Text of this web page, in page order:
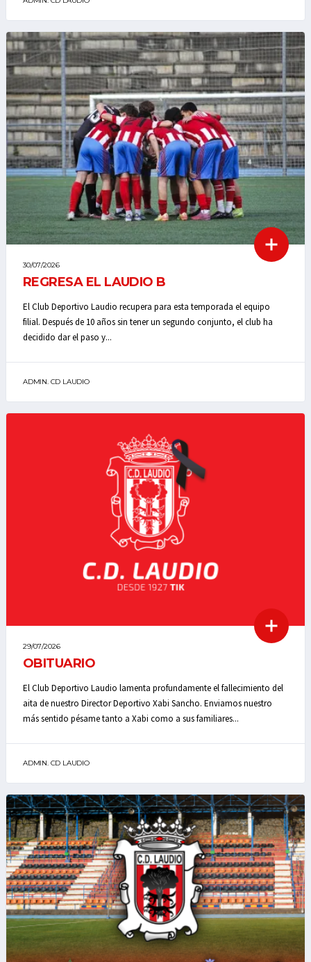
30/07/2026
REGRESA EL LAUDIO B
El Club Deportivo Laudio recupera para esta temporada el equipo
filial. Después de 10 años sin tener un segundo conjunto, el club ha
decidido dar el paso y...
ADMIN. CD LAUDIO
29/07/2026
OBITUARIO
El Club Deportivo Laudio lamenta profundamente el fallecimiento del
aita de nuestro Director Deportivo Xabi Sancho. Enviamos nuestro
más sentido pésame tanto a Xabi como a sus familiares...
ADMIN. CD LAUDIO